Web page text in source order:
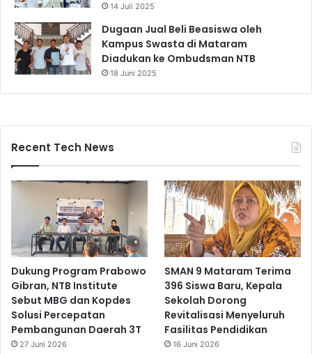
14 Juli 2025
Dugaan Jual Beli Beasiswa oleh
Kampus Swasta di Mataram
Diadukan ke Ombudsman NTB
18 Juni 2025
Recent Tech News
Dukung Program Prabowo
Gibran, NTB Institute
Sebut MBG dan Kopdes
Solusi Percepatan
Pembangunan Daerah 3T
27 Juni 2026
SMAN 9 Mataram Terima
396 Siswa Baru, Kepala
Sekolah Dorong
Revitalisasi Menyeluruh
Fasilitas Pendidikan
16 Juni 2026